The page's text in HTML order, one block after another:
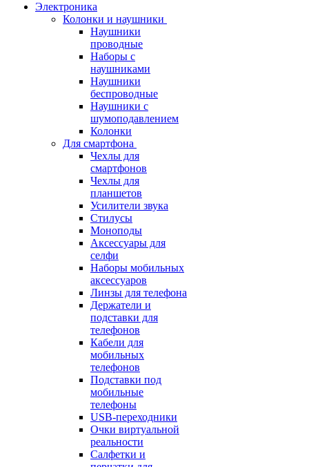
Электроника
Колонки и наушники
Наушники
проводные
Наборы с
наушниками
Наушники
беспроводные
Наушники с
шумоподавлением
Колонки
Для смартфона
Чехлы для
смартфонов
Чехлы для
планшетов
Усилители звука
Стилусы
Моноподы
Аксессуары для
селфи
Наборы мобильных
аксессуаров
Линзы для телефона
Держатели и
подставки для
телефонов
Кабели для
мобильных
телефонов
Подставки под
мобильные
телефоны
USB-переходники
Очки виртуальной
реальности
Салфетки и